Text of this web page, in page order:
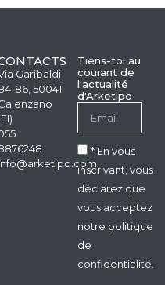
Garibaldi
86, 50041
Tiens-toi au
courant de
l'actualité
d'Arketipo
* En vous
inscrivant, vous
déclarez que
vous acceptez
notre politique
de
confidentialité.